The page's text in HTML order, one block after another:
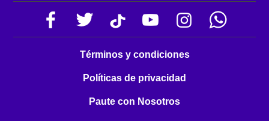
Términos y condiciones
Políticas de privacidad
Paute con Nosotros